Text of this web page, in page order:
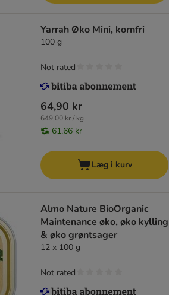
Yarrah Øko Mini, kornfri
100 g
64,90 kr
649,00 kr / kg
61,66 kr
Not rated
Læg i kurv
Almo Nature BioOrganic
Maintenance øko, øko kylling
& øko grøntsager
12 x 100 g
Not rated